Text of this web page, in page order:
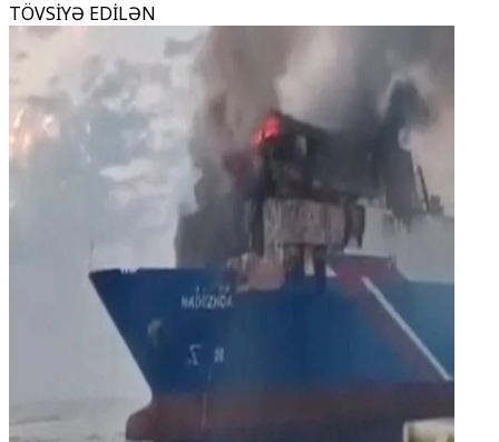
TÖVSİYƏ EDİLƏN